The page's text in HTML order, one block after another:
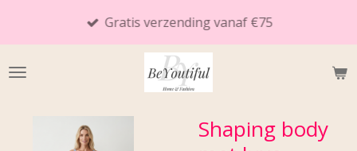
de
Gratis verzending vanaf €75
Shaping body